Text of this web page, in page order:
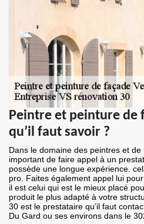
Peintre et peinture de
qu’il faut savoir ?
Dans le domaine des peintres et
important de faire appel à un
possède une longue expérience.
pro. Faites également appel lui
il est celui qui est le mieux placé
produit le plus adapté à votre
30 est le prestataire qu’il faut
Du Gard ou ses environs dans le